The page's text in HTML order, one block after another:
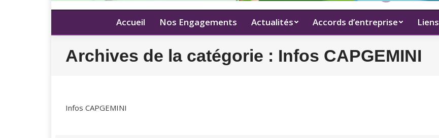
Accueil Nos Engagements Actualités Accords d’entreprise Liens
Archives de la catégorie : Infos CAPGEMINI
Infos CAPGEMINI